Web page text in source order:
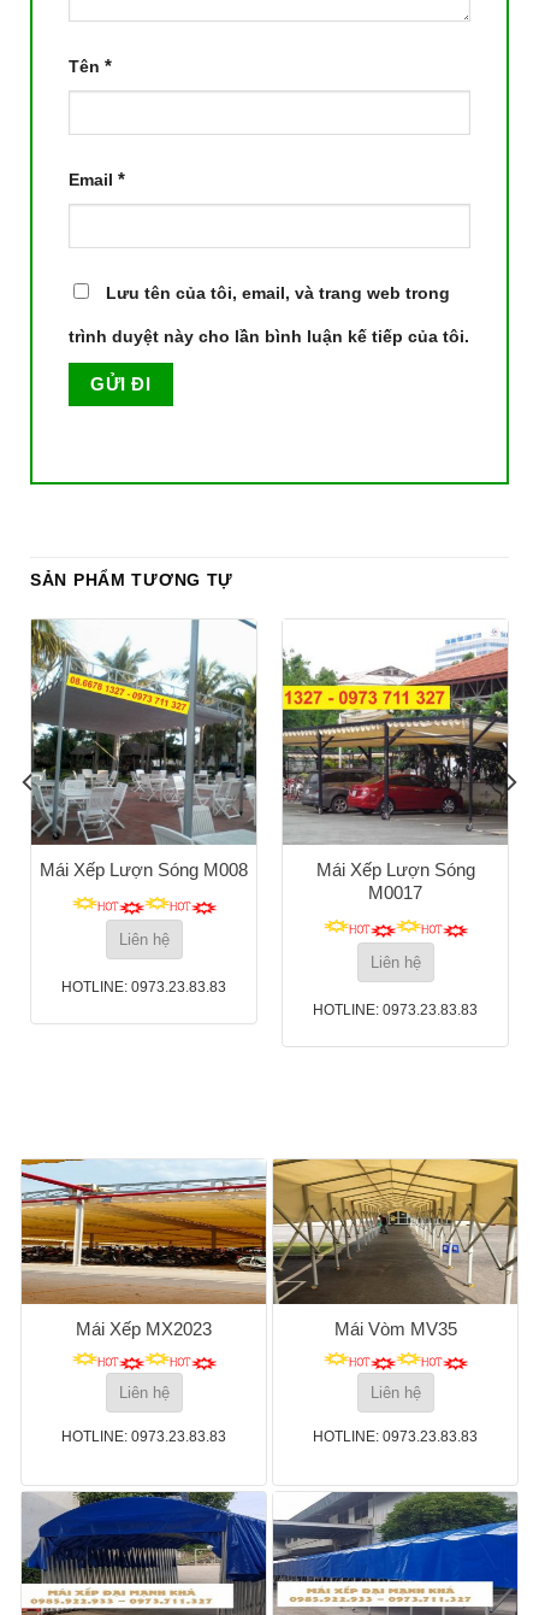
Tên *
Email *
Lưu tên của tôi, email, và trang web trong
trình duyệt này cho lần bình luận kế tiếp của tôi.
SẢN PHẨM TƯƠNG TỰ
Mái Xếp Lượn Sóng M008
Liên hệ
HOTLINE: 0973.23.83.83
Mái Xếp Lượn Sóng
M0017
Liên hệ
HOTLINE: 0973.23.83.83
Mái Xếp MX2023
Liên hệ
HOTLINE: 0973.23.83.83
Mái Vòm MV35
Liên hệ
HOTLINE: 0973.23.83.83